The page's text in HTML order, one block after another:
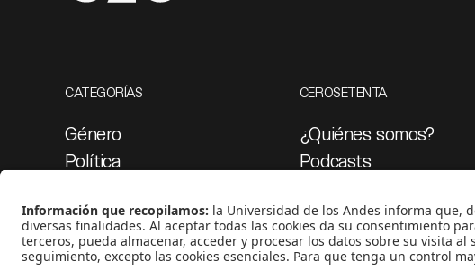
CATEGORÍAS
Género
Política
Medio ambiente
Medios y periodismo
CEROSETENTA
¿Quiénes somos?
Podcasts
Proyectos 070